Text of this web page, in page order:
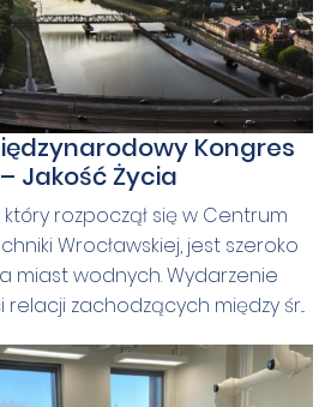
Kongres
Jakość Życia
rozpoczął się w Centrum
Wrocławskiej, jest szeroko
miast wodnych. Wydarzenie
relacji zachodzących między śr...